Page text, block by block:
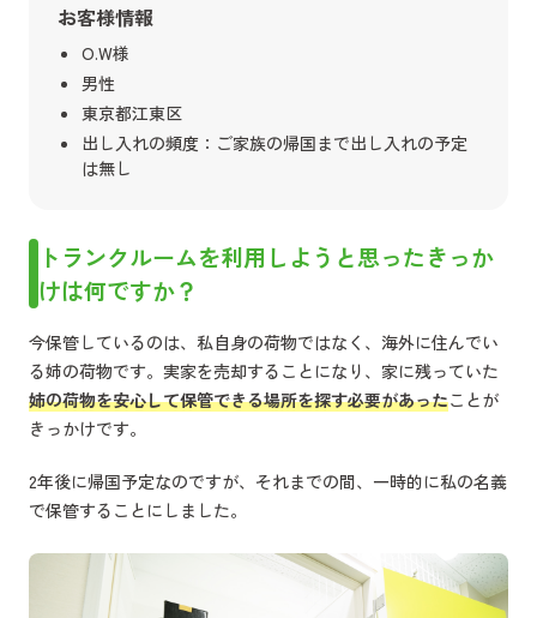
お客様情報
O.W様
男性
東京都江東区
出し入れの頻度： ご家族の帰国まで出し入れの予定
は無し
トランクルームを利用しようと思ったきっか
けは何ですか？
今保管しているのは、私自身の荷物ではなく、海外に住んでい
る姉の荷物です。実家を売却することになり、家に残っていた
姉の荷物を安心して保管できる場所を探す必要があったことが
きっかけです。
2年後に帰国予定なのですが、それまでの間、一時的に私の名義
で保管することにしました。